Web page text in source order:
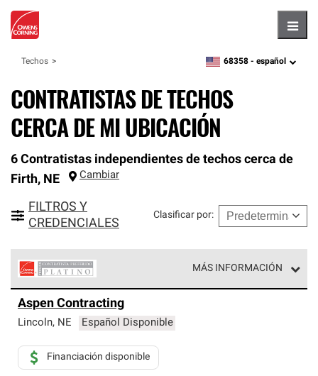
Techos zipcode,language
68358 - español
CONTRATISTAS DE TECHOS
CERCA DE MI UBICACIÓN
6 Contratistas independientes de techos cerca de
Firth, NE Cambiar
FILTROS Y
CREDENCIALES
Clasificar por:
MÁS INFORMACIÓN
Corning constituyen el nivel superior de nuestra red
exclusiva y cumplen con estándares estrictos de
Solo ellos pueden ofrecer nuestra mejor garantía de
sistemas de techos.
Aspen Contracting
Lincoln, NE Español Disponible
Financiación disponible